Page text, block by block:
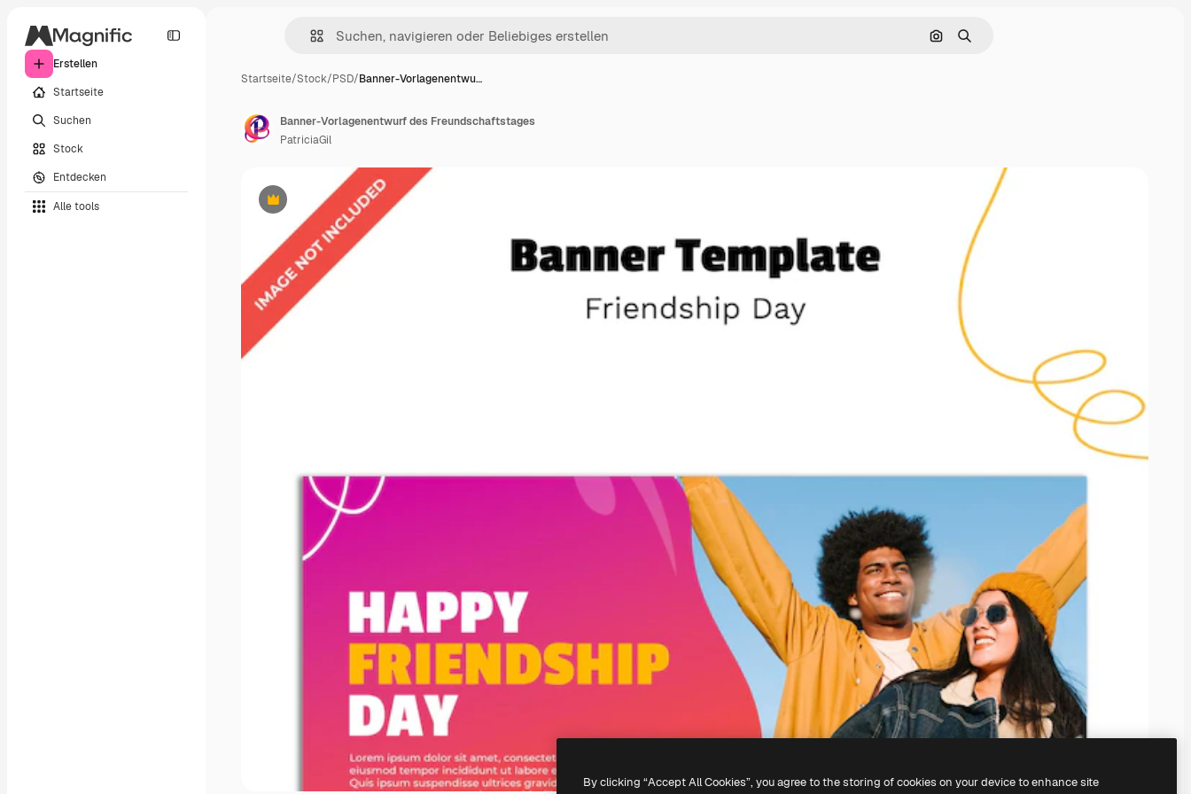
Erstellen
Startseite
Suchen
Stock
Entdecken
Alle tools
Nach Bild suchen
Suchen
Startseite/Stock/PSD/Banner-Vorlagenentwu…
Premium
Banner-Vorlagenentwurf des Freundschaftstages
PatriciaGil
By clicking “Accept All Cookies”, you agree to the storing of cookies on your device to enhance site